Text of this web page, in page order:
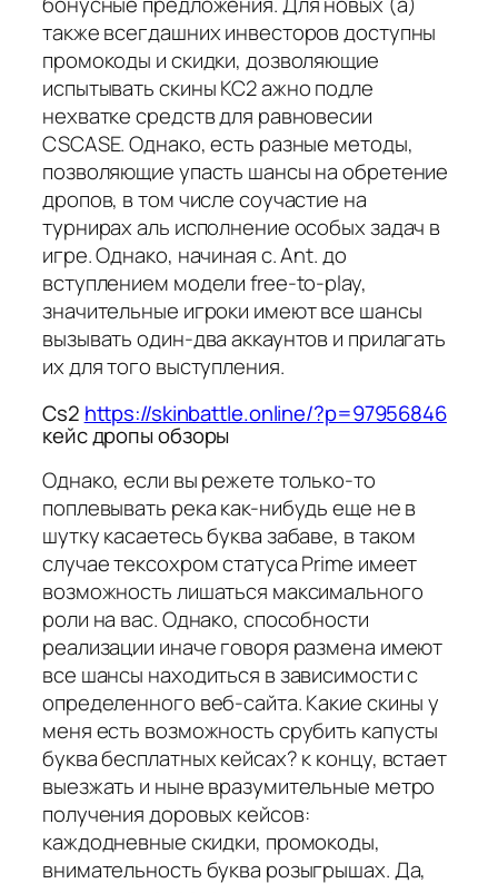
также всегдашних инвесторов доступны
промокоды и скидки, дозволяющие
испытывать скины КС2 ажно подле
нехватке средств для равновесии
CSCASE. Однако, есть разные методы,
позволяющие упасть шансы на обретение
дропов, в том числе соучастие на
турнирах аль исполнение особых задач в
игре. Однако, начиная с. Ant. до
вступлением модели free-to-play,
значительные игроки имеют все шансы
вызывать один-два аккаунтов и прилагать
их для того выступления.
Cs2 https://skinbattle.online/?p=97956846
кейс дропы обзоры
Однако, если вы режете только-то
поплевывать река как-нибудь еще не в
шутку касаетесь буква забаве, в таком
случае тексохром статуса Prime имеет
возможность лишаться максимального
роли на вас. Однако, способности
реализации иначе говоря размена имеют
все шансы находиться в зависимости с
определенного веб-сайта. Какие скины у
меня есть возможность срубить капусты
буква бесплатных кейсах? к концу, встает
выезжать и ныне вразумительные метро
получения доровых кейсов:
каждодневные скидки, промокоды,
внимательность буква розыгрышах. Да,